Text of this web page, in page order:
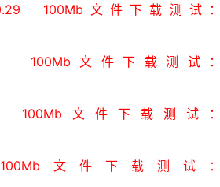
100Mb文件下载测试：
100Mb文件下载测试：
100Mb文件下载测试：
文件下载测试：